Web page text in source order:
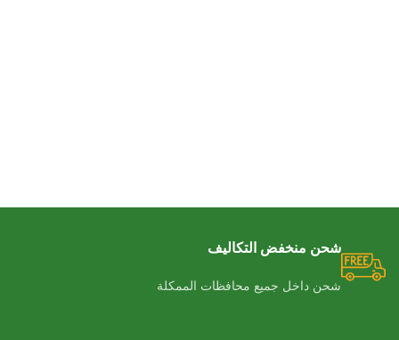
شحن منخفض التكاليف
شحن داخل جميع محافظات الممكلة